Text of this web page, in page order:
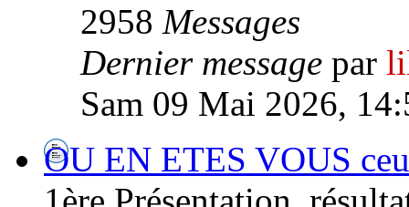
2958 Messages
Dernier message par
Sam 09 Mai 2026,
OU EN ETES VOUS